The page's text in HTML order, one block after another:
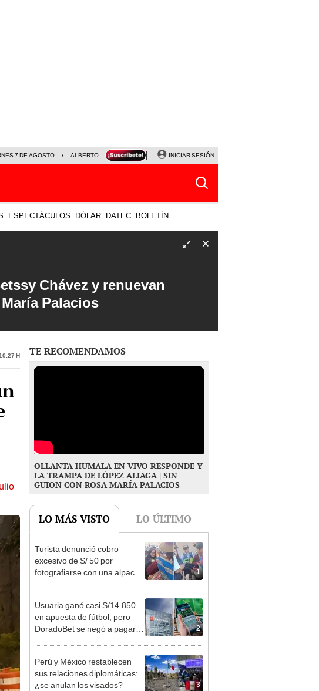
7 DE AGOSTO ALBERTO BENAVIDES NALDY SALDAÑA
INICIAR SESIÓN
ESPECTÁCULOS DÓLAR DATEC BOLETÍN
Chávez y renuevan
Palacios
h TE RECOMENDAMOS
OLLANTA HUMALA EN VIVO RESPONDE Y
LA TRAMPA DE LÓPEZ ALIAGA | SIN
GUION CON ROSA MARÍA PALACIOS
LO MÁS VISTO LO ÚLTIMO
1
Turista denunció cobro
excesivo de S/ 50 por
fotografiarse con una alpaca
2
Usuaria ganó casi S/14.850
en apuesta de fútbol, pero
DoradoBet se negó a pagar:
3
Perú y México restablecen
sus relaciones diplomáticas:
¿se anulan los visados?